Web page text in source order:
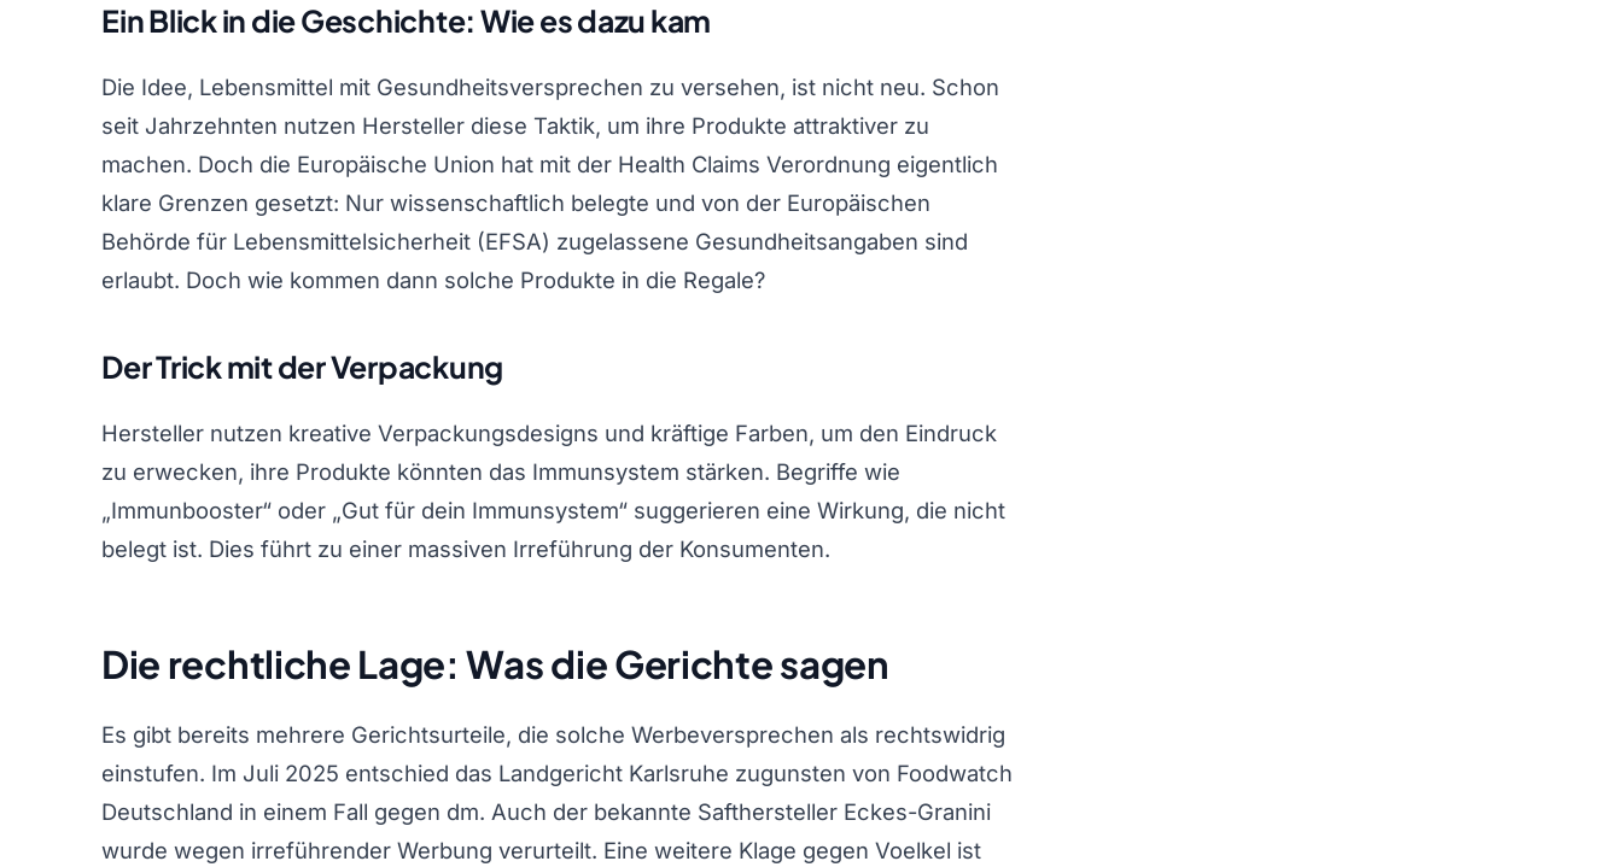
Ein Blick in die Geschichte: Wie es dazu kam
Die Idee, Lebensmittel mit Gesundheitsversprechen zu versehen, ist nicht neu. Schon
seit Jahrzehnten nutzen Hersteller diese Taktik, um ihre Produkte attraktiver zu
machen. Doch die Europäische Union hat mit der Health Claims Verordnung eigentlich
klare Grenzen gesetzt: Nur wissenschaftlich belegte und von der Europäischen
Behörde für Lebensmittelsicherheit (EFSA) zugelassene Gesundheitsangaben sind
erlaubt. Doch wie kommen dann solche Produkte in die Regale?
Der Trick mit der Verpackung
Hersteller nutzen kreative Verpackungsdesigns und kräftige Farben, um den Eindruck
zu erwecken, ihre Produkte könnten das Immunsystem stärken. Begriffe wie
„Immunbooster“ oder „Gut für dein Immunsystem“ suggerieren eine Wirkung, die nicht
belegt ist. Dies führt zu einer massiven Irreführung der Konsumenten.
Die rechtliche Lage: Was die Gerichte sagen
Es gibt bereits mehrere Gerichtsurteile, die solche Werbeversprechen als rechtswidrig
einstufen. Im Juli 2025 entschied das Landgericht Karlsruhe zugunsten von Foodwatch
Deutschland in einem Fall gegen dm. Auch der bekannte Safthersteller Eckes-Granini
wurde wegen irreführender Werbung verurteilt. Eine weitere Klage gegen Voelkel ist